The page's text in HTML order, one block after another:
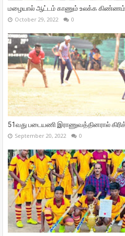
மழையால் ஆட்டம் காணும் உலக்க கிண்ணம்
October 29, 2022 0
51வது படையணி இராணுவத்தினரால்
September 20, 2022 0